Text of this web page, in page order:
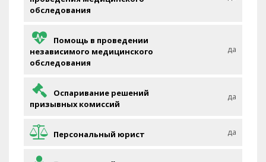
обследования
Помощь в проведении
независимого медицинского
обследования
да
Оспаривание решений
призывных комиссий
да
Персональный юрист да